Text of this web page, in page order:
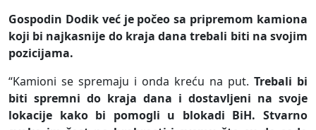
Gospodin Dodik već je počeo sa pripremom kamiona
koji bi najkasnije do kraja dana trebali biti na svojim
pozicijama.
“Kamioni se spremaju i onda kreću na put. Trebali bi
biti spremni do kraja dana i dostavljeni na svoje
lokacije kako bi pomogli u blokadi BiH. Stvarno